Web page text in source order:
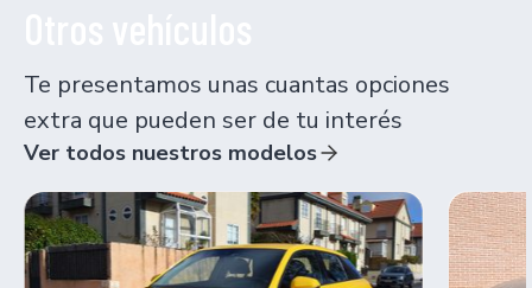
Te presentamos unas cuantas opciones
extra que pueden ser de tu interés
Ver todos nuestros modelos